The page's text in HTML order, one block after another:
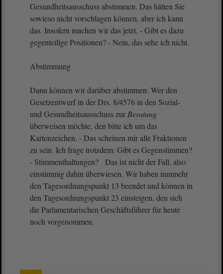
Gesundheitsausschuss abstimmen. Das hätten Sie
sowieso nicht vorschlagen können, aber ich kann
das. Insofern machen wir das jetzt. - Gibt es dazu
gegenteilige Positionen? - Nein, das sehe ich nicht.
Abstimmung
Dann können wir darüber abstimmen. Wer den
Gesetzentwurf in der Drs. 8/4576 in den Sozial-
und Gesundheitsausschuss zur Beratung
überweisen möchte, den bitte ich um das
Kartenzeichen. - Das scheinen mir alle Fraktionen
zu sein. Ich frage trotzdem: Gibt es Gegenstimmen?
- Stimmenthaltungen? Das ist nicht der Fall, also
einstimmig dahin überwiesen. Wir haben nunmehr
den Tagesordnungspunkt 13 beendet und können in
den Tagesordnungspunkt 23 einsteigen, den sich
die Parlamentarischen Geschäftsführer für heute
noch vorgenommen.